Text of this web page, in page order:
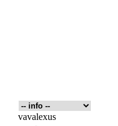
vavalexus